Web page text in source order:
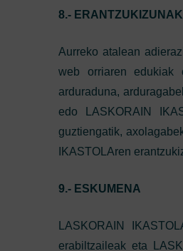
8.-
Aurreko atalean
web orriaren edukiak
arduraduna,
edo LASKORAIN
guztiengatik,
IKASTOLAren
9.- ESKUMENA
LASKORAIN
erabiltzaileak eta